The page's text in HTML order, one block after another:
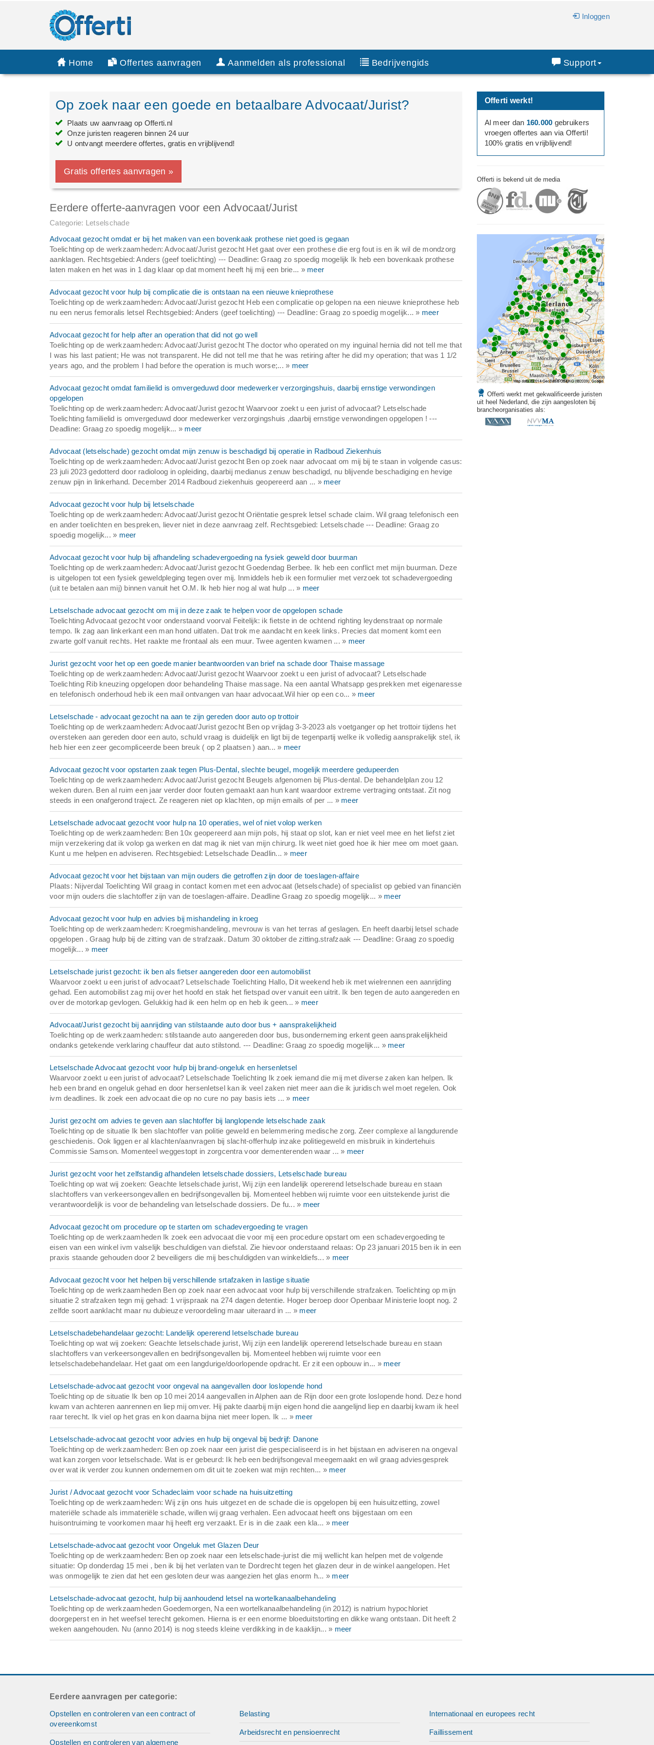
Inloggen
Home Offertes aanvragen Aanmelden als professional Bedrijvengids Support
Op zoek naar een goede en betaalbare Advocaat/Jurist?
Plaats uw aanvraag op Offerti.nl
Onze juristen reageren binnen 24 uur
U ontvangt meerdere offertes, gratis en vrijblijvend!
Gratis offertes aanvragen »
Eerdere offerte-aanvragen voor een Advocaat/Jurist
Categorie: Letselschade
Advocaat gezocht omdat er bij het maken van een bovenkaak prothese niet goed is gegaan
Toelichting op de werkzaamheden: Advocaat/Jurist gezocht Het gaat over een prothese die erg fout is en ik wil de mondzorg
aanklagen. Rechtsgebied: Anders (geef toelichting) --- Deadline: Graag zo spoedig mogelijk Ik heb een bovenkaak prothese
laten maken en het was in 1 dag klaar op dat moment heeft hij mij een brie... » meer
Advocaat gezocht voor hulp bij complicatie die is ontstaan na een nieuwe knieprothese
Toelichting op de werkzaamheden: Advocaat/Jurist gezocht Heb een complicatie op gelopen na een nieuwe knieprothese heb
nu een nerus femoralis letsel Rechtsgebied: Anders (geef toelichting) --- Deadline: Graag zo spoedig mogelijk... » meer
Advocaat gezocht for help after an operation that did not go well
Toelichting op de werkzaamheden: Advocaat/Jurist gezocht The doctor who operated on my inguinal hernia did not tell me that
I was his last patient; He was not transparent. He did not tell me that he was retiring after he did my operation; that was 1 1/2
years ago, and the problem I had before the operation is much worse;... » meer
Advocaat gezocht omdat familielid is omvergeduwd door medewerker verzorgingshuis, daarbij ernstige verwondingen
opgelopen
Toelichting op de werkzaamheden: Advocaat/Jurist gezocht Waarvoor zoekt u een jurist of advocaat? Letselschade
Toelichting familielid is omvergeduwd door medewerker verzorgingshuis ,daarbij ernstige verwondingen opgelopen ! ---
Deadline: Graag zo spoedig mogelijk... » meer
Advocaat (letselschade) gezocht omdat mijn zenuw is beschadigd bij operatie in Radboud Ziekenhuis
Toelichting op de werkzaamheden: Advocaat/Jurist gezocht Ben op zoek naar advocaat om mij bij te staan in volgende casus:
23 juli 2023 gedotterd door radioloog in opleiding, daarbij medianus zenuw beschadigd, nu blijvende beschadiging en hevige
zenuw pijn in linkerhand. December 2014 Radboud ziekenhuis geopereerd aan ... » meer
Advocaat gezocht voor hulp bij letselschade
Toelichting op de werkzaamheden: Advocaat/Jurist gezocht Oriëntatie gesprek letsel schade claim. Wil graag telefonisch een
en ander toelichten en bespreken, liever niet in deze aanvraag zelf. Rechtsgebied: Letselschade --- Deadline: Graag zo
spoedig mogelijk... » meer
Advocaat gezocht voor hulp bij afhandeling schadevergoeding na fysiek geweld door buurman
Toelichting op de werkzaamheden: Advocaat/Jurist gezocht Goedendag Berbee. Ik heb een conflict met mijn buurman. Deze
is uitgelopen tot een fysiek geweldpleging tegen over mij. Inmiddels heb ik een formulier met verzoek tot schadevergoeding
(uit te betalen aan mij) binnen vanuit het O.M. Ik heb hier nog al wat hulp ... » meer
Letselschade advocaat gezocht om mij in deze zaak te helpen voor de opgelopen schade
Toelichting Advocaat gezocht voor onderstaand voorval Feitelijk: ik fietste in de ochtend righting leydenstraat op normale
tempo. Ik zag aan linkerkant een man hond uitlaten. Dat trok me aandacht en keek links. Precies dat moment komt een
zwarte golf vanuit rechts. Het raakte me frontaal als een muur. Twee agenten kwamen ... » meer
Jurist gezocht voor het op een goede manier beantwoorden van brief na schade door Thaise massage
Toelichting op de werkzaamheden: Advocaat/Jurist gezocht Waarvoor zoekt u een jurist of advocaat? Letselschade
Toelichting Rib kneuzing opgelopen door behandeling Thaise massage. Na een aantal Whatsapp gesprekken met eigenaresse
en telefonisch onderhoud heb ik een mail ontvangen van haar advocaat.Wil hier op een co... » meer
Letselschade - advocaat gezocht na aan te zijn gereden door auto op trottoir
Toelichting op de werkzaamheden: Advocaat/Jurist gezocht Ben op vrijdag 3-3-2023 als voetganger op het trottoir tijdens het
oversteken aan gereden door een auto, schuld vraag is duidelijk en ligt bij de tegenpartij welke ik volledig aansprakelijk stel, ik
heb hier een zeer gecompliceerde been breuk ( op 2 plaatsen ) aan... » meer
Advocaat gezocht voor opstarten zaak tegen Plus-Dental, slechte beugel, mogelijk meerdere gedupeerden
Toelichting op de werkzaamheden: Advocaat/Jurist gezocht Beugels afgenomen bij Plus-dental. De behandelplan zou 12
weken duren. Ben al ruim een jaar verder door fouten gemaakt aan hun kant waardoor extreme vertraging ontstaat. Zit nog
steeds in een onafgerond traject. Ze reageren niet op klachten, op mijn emails of per ... » meer
Letselschade advocaat gezocht voor hulp na 10 operaties, wel of niet volop werken
Toelichting op de werkzaamheden: Ben 10x geopereerd aan mijn pols, hij staat op slot, kan er niet veel mee en het liefst ziet
mijn verzekering dat ik volop ga werken en dat mag ik niet van mijn chirurg. Ik weet niet goed hoe ik hier mee om moet gaan.
Kunt u me helpen en adviseren. Rechtsgebied: Letselschade Deadlin... » meer
Advocaat gezocht voor het bijstaan van mijn ouders die getroffen zijn door de toeslagen-affaire
Plaats: Nijverdal Toelichting Wil graag in contact komen met een advocaat (letselschade) of specialist op gebied van financiën
voor mijn ouders die slachtoffer zijn van de toeslagen-affaire. Deadline Graag zo spoedig mogelijk... » meer
Advocaat gezocht voor hulp en advies bij mishandeling in kroeg
Toelichting op de werkzaamheden: Kroegmishandeling, mevrouw is van het terras af geslagen. En heeft daarbij letsel schade
opgelopen . Graag hulp bij de zitting van de strafzaak. Datum 30 oktober de zitting.strafzaak --- Deadline: Graag zo spoedig
mogelijk... » meer
Letselschade jurist gezocht: ik ben als fietser aangereden door een automobilist
Waarvoor zoekt u een jurist of advocaat? Letselschade Toelichting Hallo, Dit weekend heb ik met wielrennen een aanrijding
gehad. Een automobilist zag mij over het hoofd en stak het fietspad over vanuit een uitrit. Ik ben tegen de auto aangereden en
over de motorkap gevlogen. Gelukkig had ik een helm op en heb ik geen... » meer
Advocaat/Jurist gezocht bij aanrijding van stilstaande auto door bus + aansprakelijkheid
Toelichting op de werkzaamheden: stilstaande auto aangereden door bus, busonderneming erkent geen aansprakelijkheid
ondanks getekende verklaring chauffeur dat auto stilstond. --- Deadline: Graag zo spoedig mogelijk... » meer
Letselschade Advocaat gezocht voor hulp bij brand-ongeluk en hersenletsel
Waarvoor zoekt u een jurist of advocaat? Letselschade Toelichting Ik zoek iemand die mij met diverse zaken kan helpen. Ik
heb een brand en ongeluk gehad en door hersenletsel kan ik veel zaken niet meer aan die ik juridisch wel moet regelen. Ook
ivm deadlines. Ik zoek een advocaat die op no cure no pay basis iets ... » meer
Jurist gezocht om advies te geven aan slachtoffer bij langlopende letselschade zaak
Toelichting op de situatie Ik ben slachtoffer van politie geweld en belemmering medische zorg. Zeer complexe al langdurende
geschiedenis. Ook liggen er al klachten/aanvragen bij slacht-offerhulp inzake politiegeweld en misbruik in kindertehuis
Commissie Samson. Momenteel weggestopt in zorgcentra voor dementerenden waar ... » meer
Jurist gezocht voor het zelfstandig afhandelen letselschade dossiers, Letselschade bureau
Toelichting op wat wij zoeken: Geachte letselschade jurist, Wij zijn een landelijk opererend letselschade bureau en staan
slachtoffers van verkeersongevallen en bedrijfsongevallen bij. Momenteel hebben wij ruimte voor een uitstekende jurist die
verantwoordelijk is voor de behandeling van letselschade dossiers. De fu... » meer
Advocaat gezocht om procedure op te starten om schadevergoeding te vragen
Toelichting op de werkzaamheden Ik zoek een advocaat die voor mij een procedure opstart om een schadevergoeding te
eisen van een winkel ivm valselijk beschuldigen van diefstal. Zie hievoor onderstaand relaas: Op 23 januari 2015 ben ik in een
praxis staande gehouden door 2 beveiligers die mij beschuldigden van winkeldiefs... » meer
Advocaat gezocht voor het helpen bij verschillende srtafzaken in lastige situatie
Toelichting op de werkzaamheden Ben op zoek naar een advocaat voor hulp bij verschillende strafzaken. Toelichting op mijn
situatie 2 strafzaken tegn mij gehad: 1 vrijspraak na 274 dagen detentie. Hoger beroep door Openbaar Ministerie loopt nog. 2
zelfde soort aanklacht maar nu dubieuze veroordeling maar uiteraard in ... » meer
Letselschadebehandelaar gezocht: Landelijk opererend letselschade bureau
Toelichting op wat wij zoeken: Geachte letselschade jurist, Wij zijn een landelijk opererend letselschade bureau en staan
slachtoffers van verkeersongevallen en bedrijfsongevallen bij. Momenteel hebben wij ruimte voor een
letselschadebehandelaar. Het gaat om een langdurige/doorlopende opdracht. Er zit een opbouw in... » meer
Letselschade-advocaat gezocht voor ongeval na aangevallen door loslopende hond
Toelichting op de situatie Ik ben op 10 mei 2014 aangevallen in Alphen aan de Rijn door een grote loslopende hond. Deze hond
kwam van achteren aanrennen en liep mij omver. Hij pakte daarbij mijn eigen hond die aangelijnd liep en daarbij kwam ik heel
raar terecht. Ik viel op het gras en kon daarna bijna niet meer lopen. Ik ... » meer
Letselschade-advocaat gezocht voor advies en hulp bij ongeval bij bedrijf: Danone
Toelichting op de werkzaamheden: Ben op zoek naar een jurist die gespecialiseerd is in het bijstaan en adviseren na ongeval
wat kan zorgen voor letselschade. Wat is er gebeurd: Ik heb een bedrijfsongeval meegemaakt en wil graag adviesgesprek
over wat ik verder zou kunnen ondernemen om dit uit te zoeken wat mijn rechten... » meer
Jurist / Advocaat gezocht voor Schadeclaim voor schade na huisuitzetting
Toelichting op de werkzaamheden: Wij zijn ons huis uitgezet en de schade die is opgelopen bij een huisuitzetting, zowel
materiële schade als immateriële schade, willen wij graag verhalen. Een advocaat heeft ons bijgestaan om een
huisontruiming te voorkomen maar hij heeft erg verzaakt. Er is in die zaak een kla... » meer
Letselschade-advocaat gezocht voor Ongeluk met Glazen Deur
Toelichting op de werkzaamheden: Ben op zoek naar een letselschade-jurist die mij wellicht kan helpen met de volgende
situatie: Op donderdag 15 mei , ben ik bij het verlaten van te Dordrecht tegen het glazen deur in de winkel aangelopen. Het
was onmogelijk te zien dat het een gesloten deur was aangezien het glas enorm h... » meer
Letselschade-advocaat gezocht, hulp bij aanhoudend letsel na wortelkanaalbehandeling
Toelichting op de werkzaamheden Goedemorgen, Na een wortelkanaalbehandeling (in 2012) is natrium hypochloriet
doorgeperst en in het weefsel terecht gekomen. Hierna is er een enorme bloeduitstorting en dikke wang ontstaan. Dit heeft 2
weken aangehouden. Nu (anno 2014) is nog steeds kleine verdikking in de kaaklijn... » meer
Offerti werkt!
Al meer dan 160.000 gebruikers
vroegen offertes aan via Offerti!
100% gratis en vrijblijvend!
Offerti is bekend uit de media
Offerti werkt met gekwalificeerde juristen
uit heel Nederland, die zijn aangesloten bij
brancheorganisaties als:
Eerdere aanvragen per categorie:
Opstellen en controleren van een contract of
overeenkomst
Opstellen en controleren van algemene
Belasting
Arbeidsrecht en pensioenrecht
Internationaal en europees recht
Faillissement